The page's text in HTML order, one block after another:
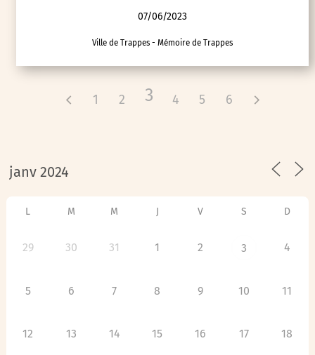
07/06/2023
Ville de Trappes - Mémoire de Trappes
1 2 3 4 5 6
L M M J V S D
29 30 31 1 2 3 4
5 6 7 8 9 10 11
12 13 14 15 16 17 18